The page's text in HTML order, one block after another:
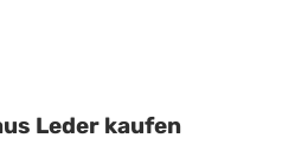
Leder kaufen